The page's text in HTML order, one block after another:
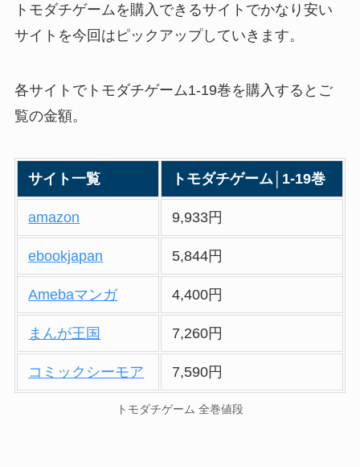
トモダチゲームを購入できるサイトでかなり安い
サイトを今回はピックアップしていきます。
各サイトでトモダチゲーム1-19巻を購入するとご
覧の金額。
サイト一覧 トモダチゲーム│1-19巻
amazon 9,933円
ebookjapan 5,844円
Amebaマンガ 4,400円
まんが王国 7,260円
コミックシーモア 7,590円
トモダチゲーム 全巻値段